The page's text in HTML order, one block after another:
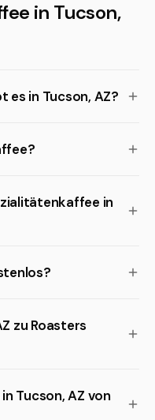
in Tucson,
es in Tucson, AZ?
in
zu Roasters
Tucson, AZ von